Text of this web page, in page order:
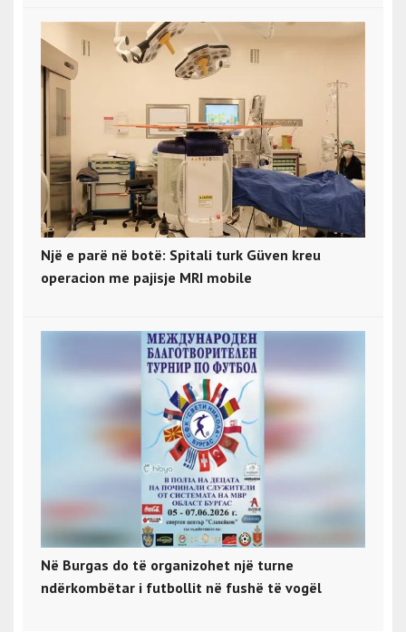
Një e parë në botë: Spitali turk Güven kreu
operacion me pajisje MRI mobile
Në Burgas do të organizohet një turne
ndërkombëtar i futbollit në fushë të vogël